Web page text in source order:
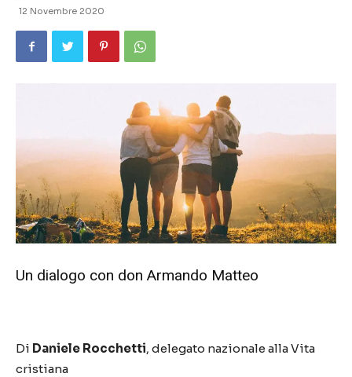
12 Novembre 2020
Un dialogo con don Armando Matteo
Di Daniele Rocchetti, delegato nazionale alla Vita
cristiana